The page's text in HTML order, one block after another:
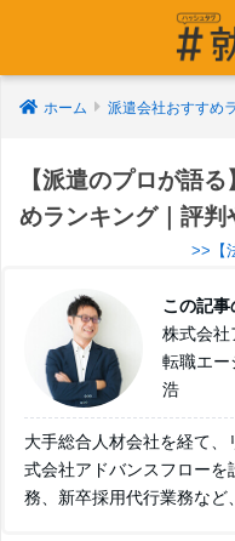
ホーム 派遣会社おすすめ
【派遣のプロが語
めランキング｜評判
>>【
この記
株式会社
転職エ
浩
大手総合人材会社を経て
式会社アドバンスフロー
務、新卒採用代行業務など